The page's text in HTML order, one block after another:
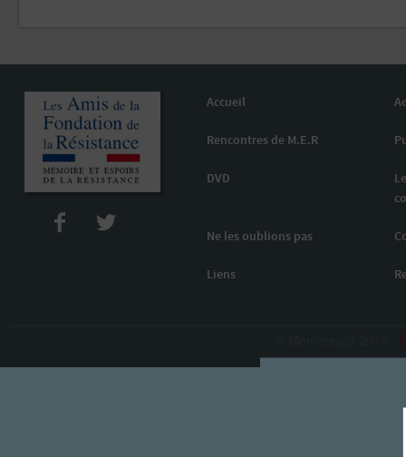
Accueil
Rencontres de M.E.R
DVD
Ne les oublions pas
Liens